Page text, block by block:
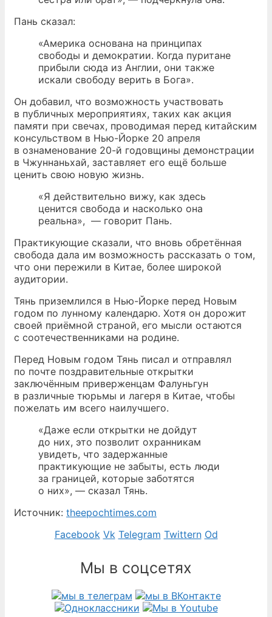
Пань сказал:
«Америка основана на принципах
свободы и демократии. Когда пуритане
прибыли сюда из Англии, они также
искали свободу верить в Бога».
Он добавил, что возможность участвовать
в публичных мероприятиях, таких как акция
памяти при свечах, проводимая перед китайским
консульством в Нью-Йорке 20 апреля
в ознаменование 20-й годовщины демонстрации
в Чжуннаньхай, заставляет его ещё больше
ценить свою новую жизнь.
«Я действительно вижу, как здесь
ценится свобода и насколько она
реальна», — говорит Пань.
Практикующие сказали, что вновь обретённая
свобода дала им возможность рассказать о том,
что они пережили в Китае, более широкой
аудитории.
Тянь приземлился в Нью-Йорке перед Новым
годом по лунному календарю. Хотя он дорожит
своей приёмной страной, его мысли остаются
с соотечественниками на родине.
Перед Новым годом Тянь писал и отправлял
по почте поздравительные открытки
заключённым приверженцам Фалуньгун
в различные тюрьмы и лагеря в Китае, чтобы
пожелать им всего наилучшего.
«Даже если открытки не дойдут
до них, это позволит охранникам
увидеть, что задержанные
практикующие не забыты, есть люди
за границей, которые заботятся
о них», — сказал Тянь.
Источник: theepochtimes.com
Facebook Vk Telegram Twittern Od
Мы в соцсетях